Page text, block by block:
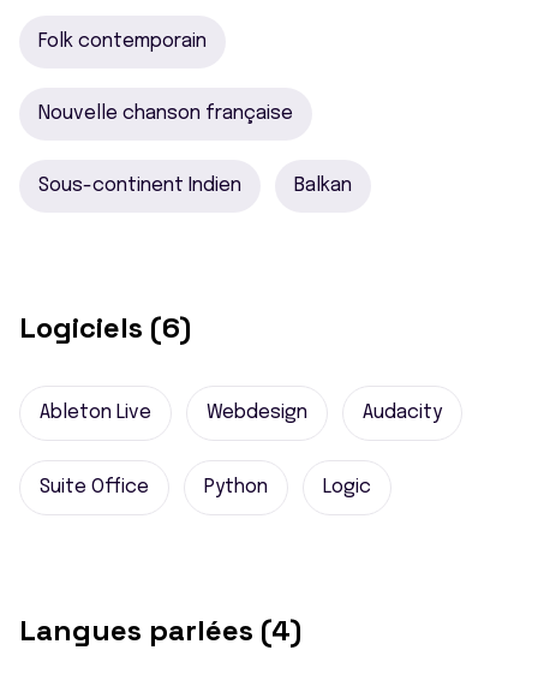
Folk contemporain
Nouvelle chanson française
Sous-continent Indien Balkan
Logiciels (6)
Ableton Live Webdesign Audacity
Suite Office Python Logic
Langues parlées (4)